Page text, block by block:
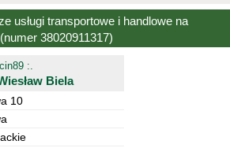
usługi transportowe i handlowe na
(numer 38020911317)
:.
Biela
10